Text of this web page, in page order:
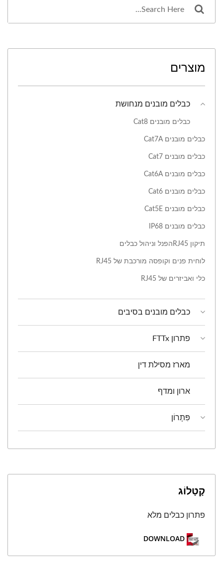
מוצרים
כבלים מובנים מנחושת
כבלים מובנים Cat8
כבלים מובנים Cat7A
כבלים מובנים Cat7
כבלים מובנים Cat6A
כבלים מובנים Cat6
כבלים מובנים Cat5E
כבלים מובנים IP68
תיקון RJ45הפנל וניהול כבלים
לוחית פנים וקופסה מורכבת של RJ45
כלי ואביזרים של RJ45
כבלים מובנים בסיבים
פתרון FTTx
מארז מסילת דין
ארון ומדף
פִּתָרוֹן
קָטָלוֹג
פתרון כבלים מלא